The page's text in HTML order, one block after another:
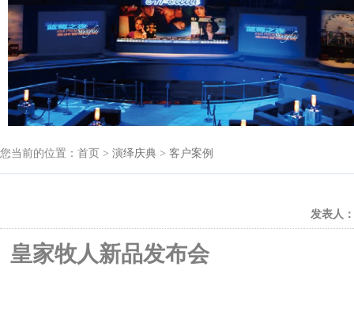
您当前的位置：首页 > 演绎庆典 > 客户案例
发表人：
皇家牧人新品发布会